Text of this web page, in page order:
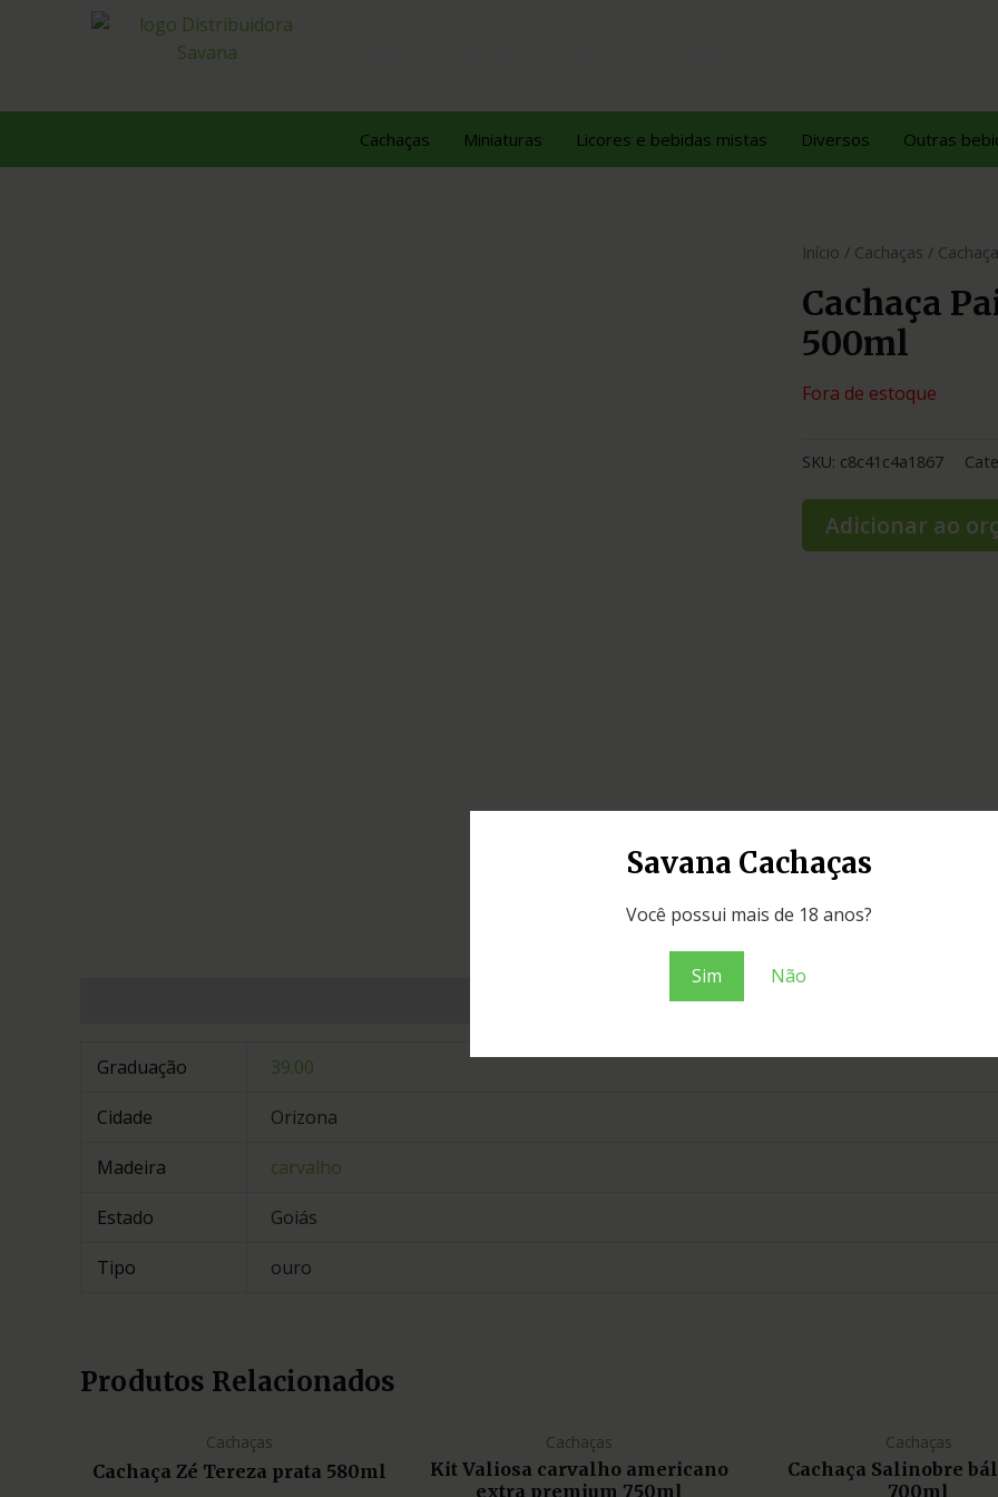
Savana Cachaças
Você possui mais de 18 anos?
Sim Não
Cachaças Miniaturas Licores e bebidas mistas Diversos Outras
Início / Cachaças /
Cachaça
500ml
Fora de estoque
SKU: c8c41c4a1867
Adicionar ao
Graduação 39.00
Cidade Orizona
Madeira carvalho
Estado Goiás
Tipo ouro
Produtos Relacionados
Cachaças
Cachaça Zé Tereza prata 580ml
Cachaças
Kit Valiosa carvalho americano
extra premium 750ml
Cachaças
Cachaça Salinobre
700ml